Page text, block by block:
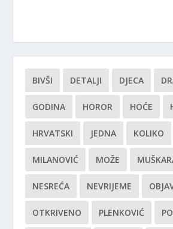
BIVŠI DETALJI DJECA
GODINA HOROR HOĆE
HRVATSKI JEDNA KOLIKO
MILANOVIĆ MOŽE
NESREĆA NEVRIJEME
OTKRIVENO PLENKOVIĆ